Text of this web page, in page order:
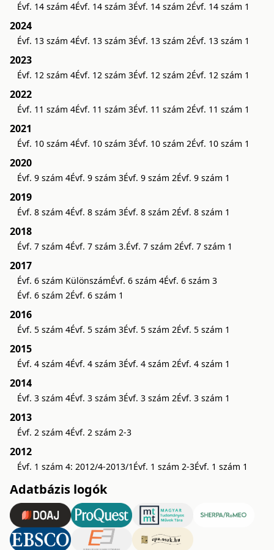
Évf. 14 szám 4Évf. 14 szám 3Évf. 14 szám 2Évf. 14 szám 1
2024
Évf. 13 szám 4Évf. 13 szám 3Évf. 13 szám 2Évf. 13 szám 1
2023
Évf. 12 szám 4Évf. 12 szám 3Évf. 12 szám 2Évf. 12 szám 1
2022
Évf. 11 szám 4Évf. 11 szám 3Évf. 11 szám 2Évf. 11 szám 1
2021
Évf. 10 szám 4Évf. 10 szám 3Évf. 10 szám 2Évf. 10 szám 1
2020
Évf. 9 szám 4Évf. 9 szám 3Évf. 9 szám 2Évf. 9 szám 1
2019
Évf. 8 szám 4Évf. 8 szám 3Évf. 8 szám 2Évf. 8 szám 1
2018
Évf. 7 szám 4Évf. 7 szám 3.Évf. 7 szám 2Évf. 7 szám 1
2017
Évf. 6 szám KülönszámÉvf. 6 szám 4Évf. 6 szám 3
Évf. 6 szám 2Évf. 6 szám 1
2016
Évf. 5 szám 4Évf. 5 szám 3Évf. 5 szám 2Évf. 5 szám 1
2015
Évf. 4 szám 4Évf. 4 szám 3Évf. 4 szám 2Évf. 4 szám 1
2014
Évf. 3 szám 4Évf. 3 szám 3Évf. 3 szám 2Évf. 3 szám 1
2013
Évf. 2 szám 4Évf. 2 szám 2-3
2012
Évf. 1 szám 4: 2012/4-2013/1 Évf. 1 szám 2-3Évf. 1 szám 1
Adatbázis logók